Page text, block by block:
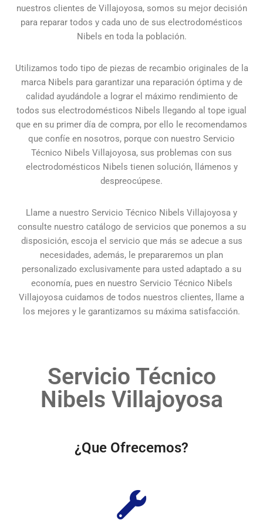
nuestros clientes de Villajoyosa, somos su mejor decisión
para reparar todos y cada uno de sus electrodomésticos
Nibels en toda la población.
Utilizamos todo tipo de piezas de recambio originales de la
marca Nibels para garantizar una reparación óptima y de
calidad ayudándole a lograr el máximo rendimiento de
todos sus electrodomésticos Nibels llegando al tope igual
que en su primer día de compra, por ello le recomendamos
que confíe en nosotros, porque con nuestro Servicio
Técnico Nibels Villajoyosa, sus problemas con sus
electrodomésticos Nibels tienen solución, llámenos y
despreocúpese.
Llame a nuestro Servicio Técnico Nibels Villajoyosa y
consulte nuestro catálogo de servicios que ponemos a su
disposición, escoja el servicio que más se adecue a sus
necesidades, además, le prepararemos un plan
personalizado exclusivamente para usted adaptado a su
economía, pues en nuestro Servicio Técnico Nibels
Villajoyosa cuidamos de todos nuestros clientes, llame a
los mejores y le garantizamos su máxima satisfacción.
Servicio Técnico
Nibels Villajoyosa
¿Que Ofrecemos?